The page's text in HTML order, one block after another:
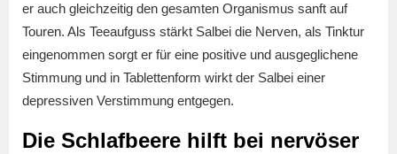
er auch gleichzeitig den gesamten Organismus sanft auf
Touren. Als Teeaufguss stärkt Salbei die Nerven, als Tinktur
eingenommen sorgt er für eine positive und ausgeglichene
Stimmung und in Tablettenform wirkt der Salbei einer
depressiven Verstimmung entgegen.
Die Schlafbeere hilft bei nervöser